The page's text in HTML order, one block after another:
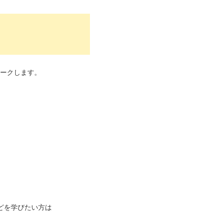
クします。
学びたい方は